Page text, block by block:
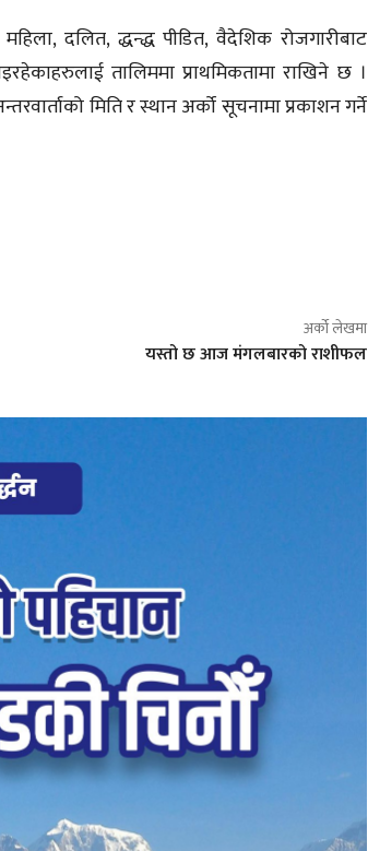
दलित, द्धन्द्ध पीडित, वैदेशिक रोजगारीबाट
तालिममा प्राथमिकतामा राखिने छ ।
मिति र स्थान अर्को सूचनामा प्रकाशन गर्ने
अर्को लेखमा
यस्तो छ आज मंगलबारको राशीफल